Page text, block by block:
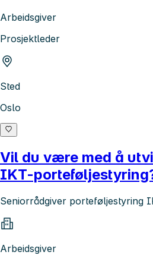
Arbeidsgiver
Prosjektleder
Sted
Oslo
Vil du være med å
IKT-
Seniorrådgiver porteføljestyring
Arbeidsgiver